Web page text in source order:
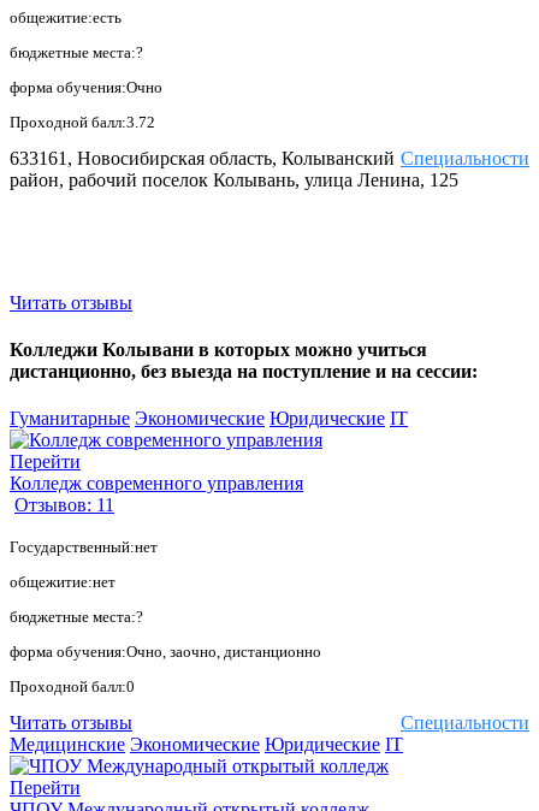
общежитие:есть
бюджетные места:?
форма обучения:Очно
Проходной балл:3.72
Специальности
633161, Новосибирская область, Колыванский
район, рабочий поселок Колывань, улица Ленина, 125
Читать отзывы
Колледжи Колывани в которых можно учиться
дистанционно, без выезда на поступление и на сессии:
Гуманитарные Экономические Юридические IT
Перейти
Колледж современного управления
Отзывов: 11
Государственный:нет
общежитие:нет
бюджетные места:?
форма обучения:Очно, заочно, дистанционно
Проходной балл:0
Специальности
Читать отзывы
Медицинские Экономические Юридические IT
Перейти